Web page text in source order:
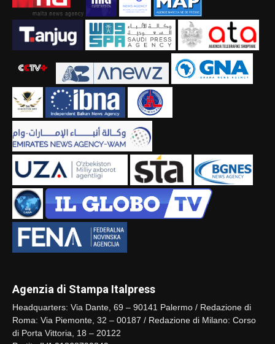
Agenzia di Stampa Italpress
Headquarters: Via Dante, 69 – 90141 Palermo / Redazione di
Roma: Via Piemonte, 32 – 00187 / Redazione di Milano: Corso
di Porta Vittoria, 18 – 20122